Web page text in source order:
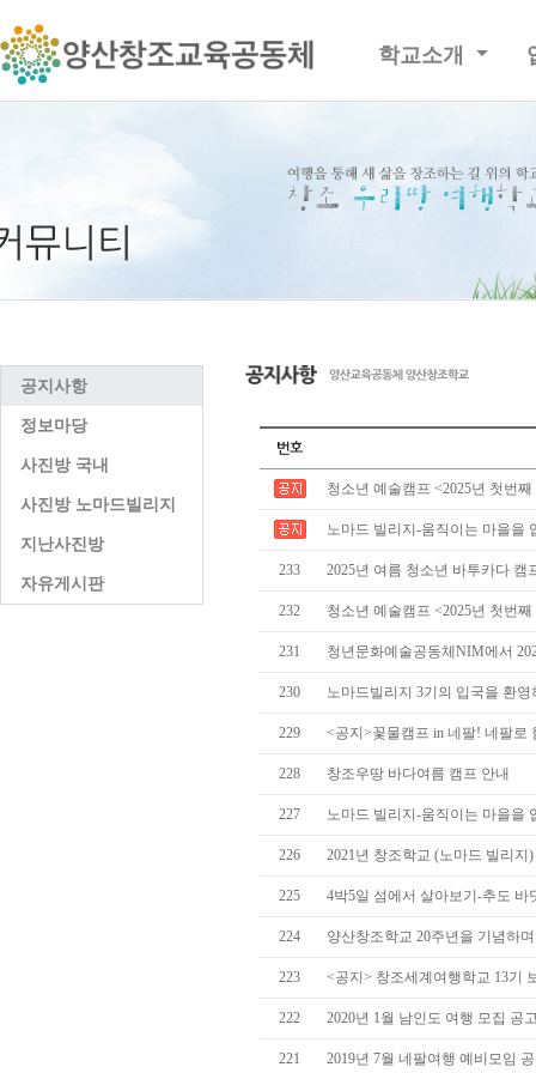
학교소개
공지사항
정보마당
사진방 국내
사진방 노마드빌리지
지난사진방
자유게시판
청소년 예술캠프 <2025년 첫번
노마드 빌리지-움직이는 마을을
233 2025년 여름 청소년 바투카다 캠
232 청소년 예술캠프 <2025년 첫번
231 청년문화예술공동체NIM에서
230 노마드빌리지 3기의 입국을 환
229 <공지>꽃물캠프 in 네팔! 네팔로
228 창조우땅 바다여름 캠프 안내
227 노마드 빌리지-움직이는 마을을
226 2021년 창조학교 (노마드 빌리지
225 4박5일 섬에서 살아보기-추도 바
224 양산창조학교 20주년을 기념하
223 <공지> 창조세계여행학교 13기
222 2020년 1월 남인도 여행 모집 공
221 2019년 7월 네팔여행 예비모임